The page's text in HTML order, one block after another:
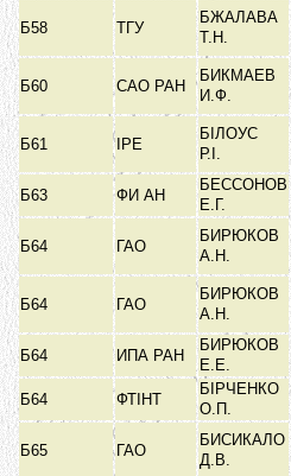
Б58 ТГУ
БЖАЛАВА
Т.Н.
Б60 САО РАН
БИКМАЕВ
И.Ф.
Б61 ІРЕ
БІЛОУС
Р.І.
Б63
ФИ АН
БЕССОНОВ
Е.Г.
Б64 ГАО
БИРЮКОВ
А.Н.
Б64 ГАО
БИРЮКОВ
А.Н.
Б64
ИПА РАН
БИРЮКОВ
Е.Е.
Б64
ФТІНТ
БІРЧЕНКО
О.П.
Б65 ГАО
БИСИКАЛО
Д.В.